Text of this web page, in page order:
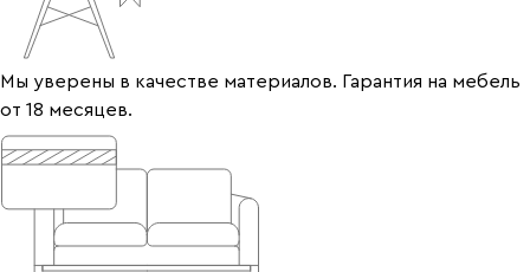
Мы уверены в качестве материалов. Гарантия на мебель
от 18 месяцев.